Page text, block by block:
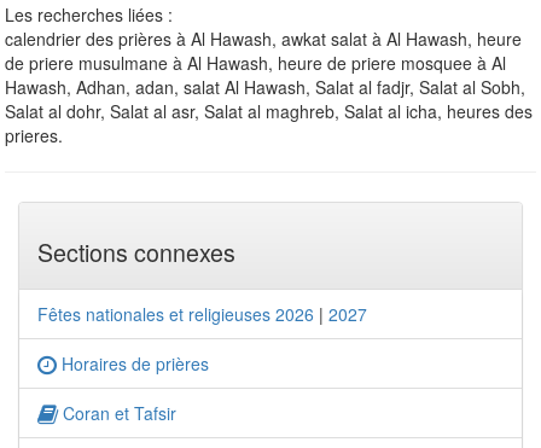
Les recherches liées :
calendrier des prières à Al Hawash, awkat salat à Al Hawash, heure
de priere musulmane à Al Hawash, heure de priere mosquee à Al
Hawash, Adhan, adan, salat Al Hawash, Salat al fadjr, Salat al Sobh,
Salat al dohr, Salat al asr, Salat al maghreb, Salat al icha, heures des
prieres.
Sections connexes
Fêtes nationales et religieuses 2026 | 2027
Horaires de prières
Coran et Tafsir